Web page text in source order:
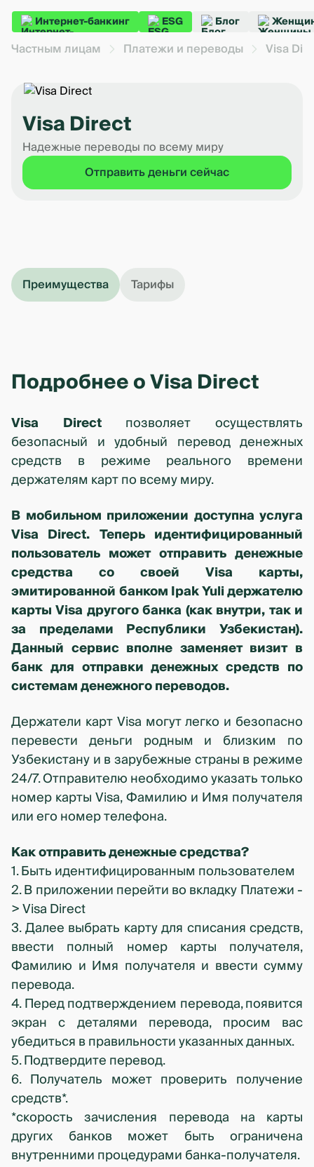
Интернет-банкинг ESG Блог
Частным лицам Платежи и переводы Visa
Visa Direct
Надежные переводы по всему миру
Отправить деньги сейчас
Преимущества Тарифы
Подробнее о Visa Direct
Visa Directпозволяет осуществлять
безопасный и удобный перевод денежных
средств в режиме реального времени
держателям карт по всему миру.
В мобильном приложении доступна услуга
Visa Direct. Теперь идентифицированный
пользователь может отправить денежные
средства со своей Visa карты,
эмитированной банком Ipak Yuli держателю
карты Visa другого банка (как внутри, так и
за пределами Республики Узбекистан).
Данный сервис вполне заменяет визит в
банк для отправки денежных средств по
системам денежного переводов.
Держатели карт Visa могут легко и безопасно
перевести деньги родным и близким по
Узбекистану и в зарубежные страны в режиме
24/7. Отправителю необходимо указать только
номер карты Visa, Фамилию и Имя получателя
или его номер телефона.
Как отправить денежные средства?
1. Быть идентифицированным пользователем
2. В приложении перейти во вкладку Платежи -
> Visa Direct
3. Далее выбрать карту для списания средств,
ввести полный номер карты получателя,
Фамилию и Имя получателя и ввести сумму
перевода.
4. Перед подтверждением перевода, появится
экран с деталями перевода, просим вас
убедиться в правильности указанных данных.
5. Подтвердите перевод.
6. Получатель может проверить получение
средств*.
*скорость зачисления перевода на карты
других банков может быть ограничена
внутренними процедурами банка-получателя.